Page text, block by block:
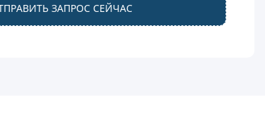
ЗАПРОС СЕЙЧАС